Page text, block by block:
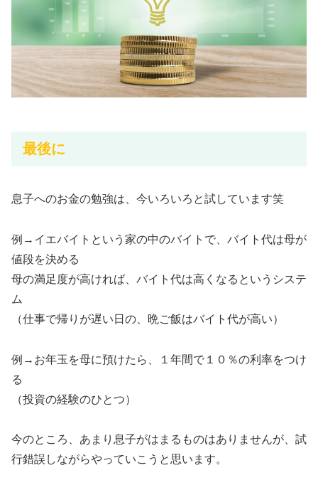
最後に
息子へのお金の勉強は、今いろいろと試しています笑
例→イエバイトという家の中のバイトで、バイト代は母が
値段を決める
母の満足度が高ければ、バイト代は高くなるというシステ
ム
（仕事で帰りが遅い日の、晩ご飯はバイト代が高い）
例→お年玉を母に預けたら、１年間で１０％の利率をつけ
る
（投資の経験のひとつ）
今のところ、あまり息子がはまるものはありませんが、試
行錯誤しながらやっていこうと思います。